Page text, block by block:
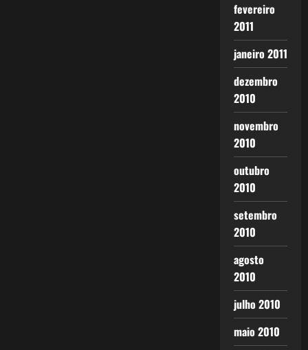
fevereiro
2011
janeiro 2011
dezembro
2010
novembro
2010
outubro
2010
setembro
2010
agosto
2010
julho 2010
maio 2010